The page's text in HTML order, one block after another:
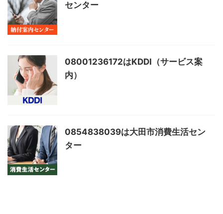
センター
08001236172はKDDI（サービス案
内）
0854838039は大田市消費生活セン
ター